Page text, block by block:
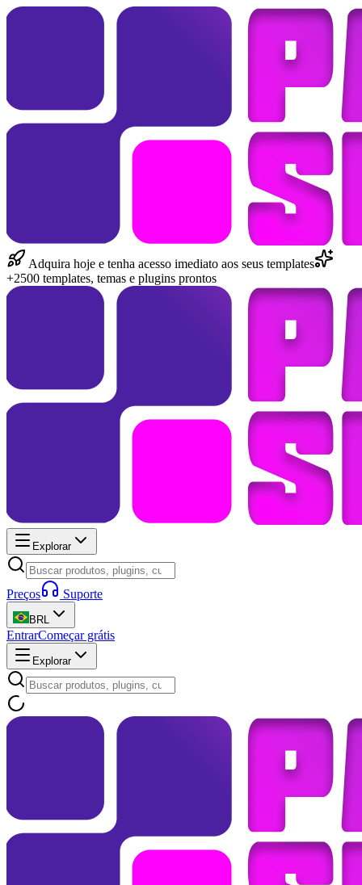
Adquira hoje e tenha acesso imediato aos seus templates
+2500 templates, temas e plugins prontos
Explorar
Preços Suporte
BRL
EntrarComeçar grátis
Explorar